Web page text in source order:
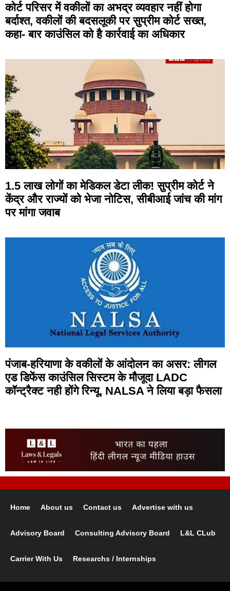
कोर्ट परिसर में वकीलों का अभद्र व्यवहार नहीं होगा
बर्दाश्त, वकीलों की बदसलूकी पर सुप्रीम कोर्ट सख्त,
कहा- बार काउंसिल को है कार्रवाई का अधिकार
1.5 लाख लोगों का मेडिकल डेटा लीक! सुप्रीम कोर्ट ने
केंद्र और राज्यों को भेजा नोटिस, सीबीआई जांच की मांग
पर मांगा जवाब
पंजाब-हरियाणा के वकीलों के आंदोलन का असर: लीगल
एड डिफेंस काउंसिल सिस्टम के मौजूदा LADC
कॉन्ट्रैक्ट नही होंगे रिन्यू, NALSA ने लिया बड़ा फैसला
Home About us Contact us Advertise with us
Advisory Board Consulting Advisory Board L&L CLub
Carrier With Us Researchs / Internships